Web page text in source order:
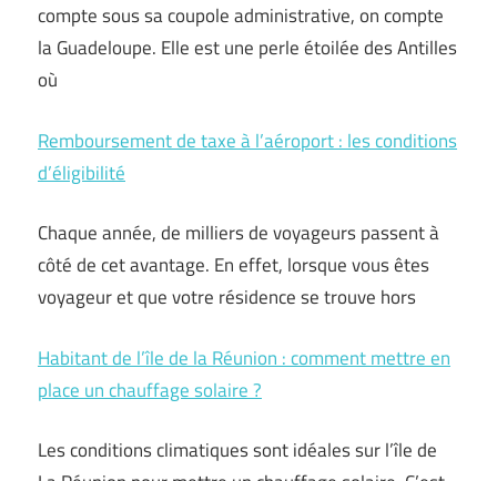
compte sous sa coupole administrative, on compte
la Guadeloupe. Elle est une perle étoilée des Antilles
où
Remboursement de taxe à l’aéroport : les conditions
d’éligibilité
Chaque année, de milliers de voyageurs passent à
côté de cet avantage. En effet, lorsque vous êtes
voyageur et que votre résidence se trouve hors
Habitant de l’île de la Réunion : comment mettre en
place un chauffage solaire ?
Les conditions climatiques sont idéales sur l’île de